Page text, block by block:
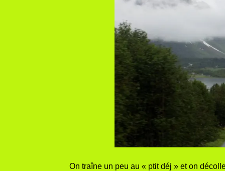
On traîne un peu au « ptit déj » et on